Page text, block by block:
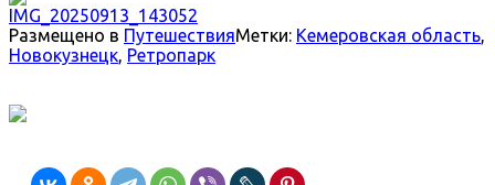
Размещено в ПутешествияМетки: Кемеровская область,
Новокузнецк, Ретропарк